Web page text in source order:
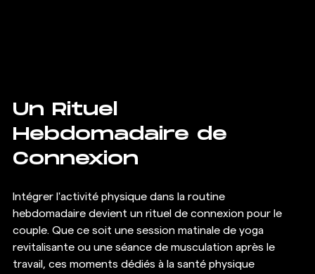
Un Rituel
Hebdomadaire de
Connexion
Intégrer l'activité physique dans la routine
hebdomadaire devient un rituel de connexion pour le
couple. Que ce soit une session matinale de yoga
revitalisante ou une séance de musculation après le
travail, ces moments dédiés à la santé physique